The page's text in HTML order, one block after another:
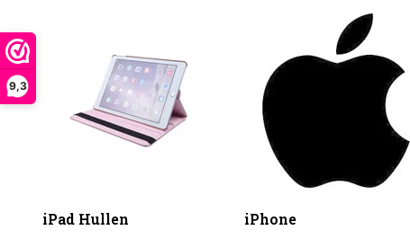
9,3
iPad Hullen iPhone